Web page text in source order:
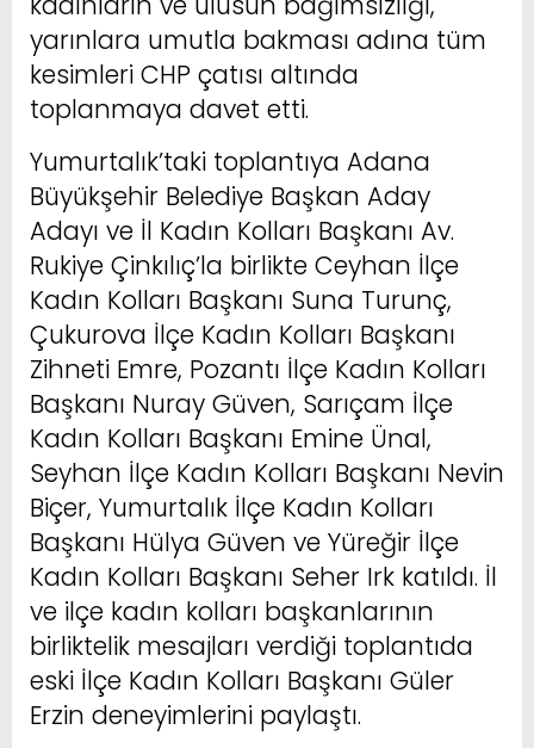
yarınlara umutla bakması adına tüm
kesimleri CHP çatısı altında
toplanmaya davet etti.
Yumurtalık’taki toplantıya Adana
Büyükşehir Belediye Başkan Aday
Adayı ve İl Kadın Kolları Başkanı Av.
Rukiye Çinkılıç’la birlikte Ceyhan İlçe
Kadın Kolları Başkanı Suna Turunç,
Çukurova İlçe Kadın Kolları Başkanı
Zihneti Emre, Pozantı İlçe Kadın Kolları
Başkanı Nuray Güven, Sarıçam İlçe
Kadın Kolları Başkanı Emine Ünal,
Seyhan İlçe Kadın Kolları Başkanı Nevin
Biçer, Yumurtalık İlçe Kadın Kolları
Başkanı Hülya Güven ve Yüreğir İlçe
Kadın Kolları Başkanı Seher Irk katıldı. İl
ve ilçe kadın kolları başkanlarının
birliktelik mesajları verdiği toplantıda
eski İlçe Kadın Kolları Başkanı Güler
Erzin deneyimlerini paylaştı.